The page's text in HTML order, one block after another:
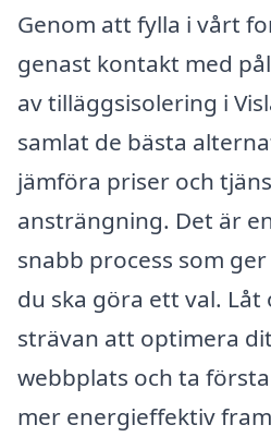
Genom att fylla i vårt
genast kontakt med
av tilläggsisolering i
samlat de bästa
jämföra priser och
ansträngning. Det är
snabb process som
du ska göra ett val. Låt
strävan att optimera
webbplats och ta
mer energieffektiv